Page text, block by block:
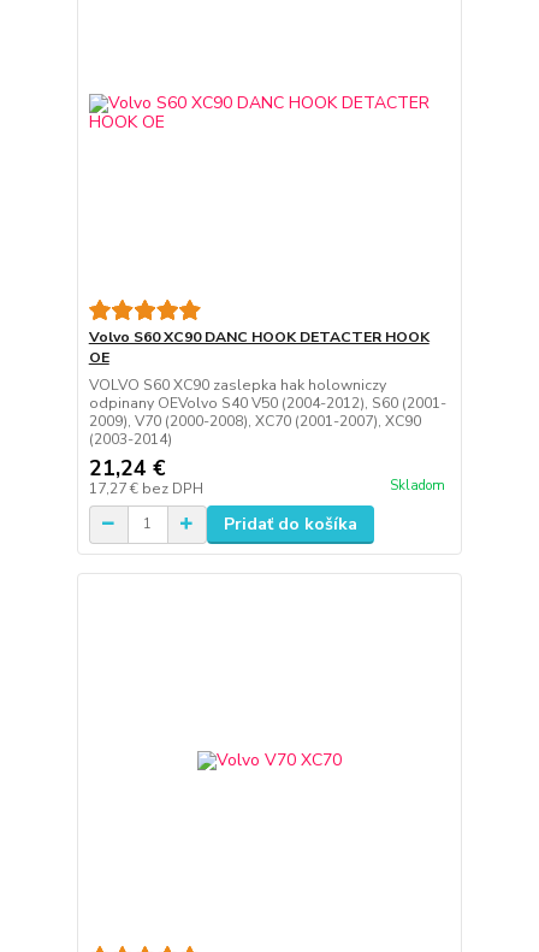
Volvo S60 XC90 DANC HOOK DETACTER HOOK
OE
VOLVO S60 XC90 zaslepka hak holowniczy
odpinany OEVolvo S40 V50 (2004-2012), S60 (2001-
2009), V70 (2000-2008), XC70 (2001-2007), XC90
(2003-2014)
21,24 €
17,27 € bez DPH Skladom
Pridať do košíka